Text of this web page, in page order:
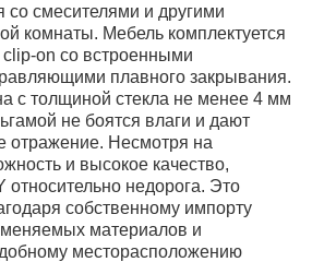
со смесителями и другими
комнаты. Мебель комплектуется
on со встроенными
плавного закрывания.
с толщиной стекла не менее 4 мм
не боятся влаги и дают
отражение. Несмотря на
и высокое качество,
относительно недорога. Это
собственному импорту
материалов и
месторасположению